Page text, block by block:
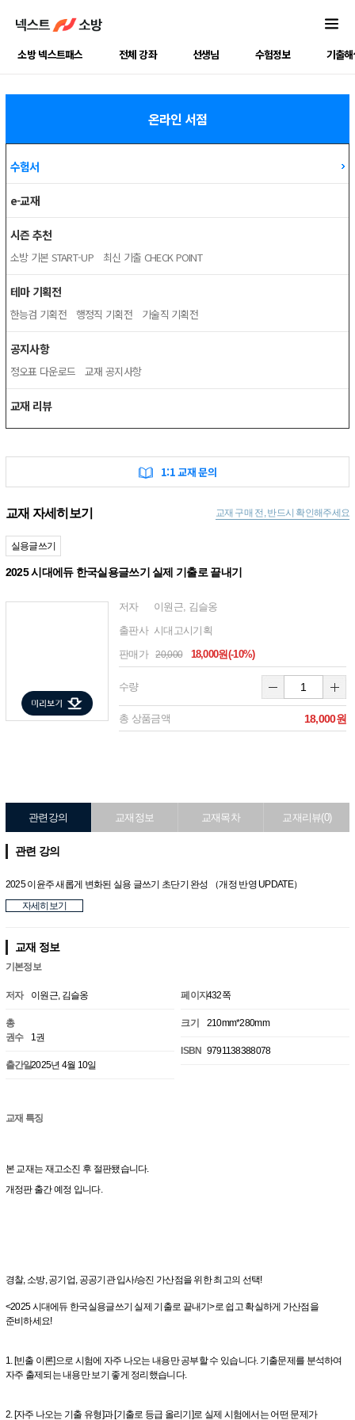
소방 넥스트패스 전체 강좌 선생님 수험정보 기출
온라인 서점
수험서
e-교재
시즌 추천
소방 기본 START-UP 최신 기출 CHECK POINT
테마 기획전
한능검 기획전 행정직 기획전 기술직 기획전
공지사항
정오표 다운로드 교재 공지사항
교재 리뷰
1:1 교재 문의
교재 자세히보기 교재 구매 전, 반드시 확인해주세요
실용글쓰기
2025 시대에듀 한국실용글쓰기 실제 기출로 끝내기
저자 이원근, 김슬옹
출판사 시대고시기획
판매가 20,000 18,000원(-10%)
수량
총 상품금액 18,000원
관련강의 교재정보 교재목차 교재리뷰(0)
관련 강의
2025 이윤주 새롭게 변화된 실용 글쓰기 초단기 완성 （개정 반영 UPDATE）
자세히보기
교재 정보
기본정보
저자 이원근, 김슬옹
총
권수
1권
출간일2025년 4월 10일
페이지432쪽
크기 210mm*280mm
ISBN 9791138388078
교재 특징
본 교재는 재고소진 후 절판됐습니다.
개정판 출간 예정 입니다.
경찰, 소방, 공기업, 공공기관 입사/승진 가산점을 위한 최고의 선택!
<2025 시대에듀 한국실용글쓰기 실제 기출로 끝내기>로 쉽고 확실하게 가산점을
준비하세요!
1. [빈출 이론]으로 시험에 자주 나오는 내용만 공부할 수 있습니다. 기출문제를 분석하여
자주 출제되는 내용만 보기 좋게 정리했습니다.
2. [자주 나오는 기출 유형]과 [기출로 등급 올리기]로 실제 시험에서는 어떤 문제가